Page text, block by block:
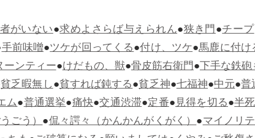
がいない●求めよさらば与えられん●狭き門●チープ
手前味噌●ツケが回ってくる●付け、ツケ●馬鹿に付
ンティー●けだもの、獣●骨皮筋右衛門●下手な鉄
貧乏暇無し●貧すれば鈍する●貧乏神●七福神●中元●普
ム●普通選挙●痛快●交通渋滞●定番●見得を切る●半
ごう）●侃々諤々（かんかんがくがく）●マイノリ